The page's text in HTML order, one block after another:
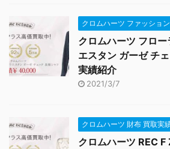
クロムハーツ ファッショ
クロムハーツ フロ
エスタン ガーゼ チ
実績紹介
2021/3/7
クロムハーツ 財布 買取実
クロムハーツ REC F